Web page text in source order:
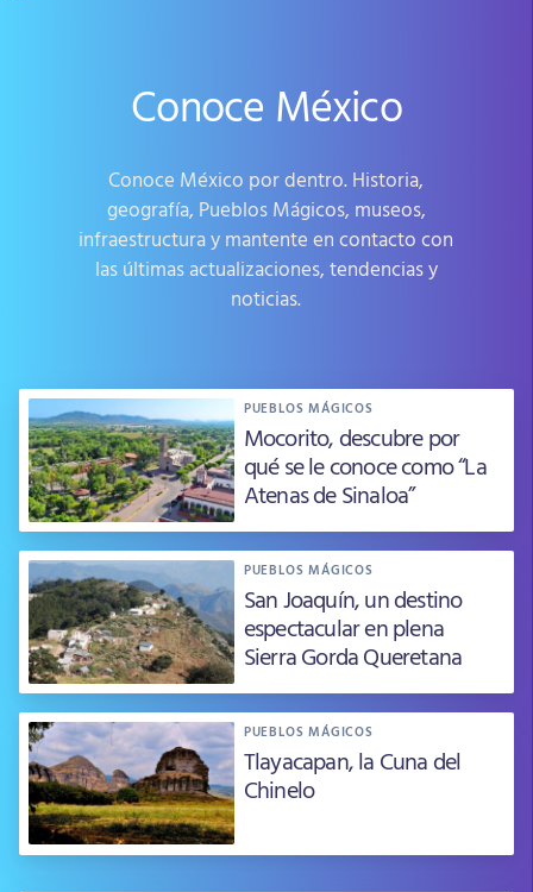
Conoce México
Conoce México por dentro. Historia,
geografía, Pueblos Mágicos, museos,
infraestructura y mantente en contacto con
las últimas actualizaciones, tendencias y
noticias.
PUEBLOS MÁGICOS
Mocorito, descubre por
qué se le conoce como “La
Atenas de Sinaloa”
PUEBLOS MÁGICOS
San Joaquín, un destino
espectacular en plena
Sierra Gorda Queretana
PUEBLOS MÁGICOS
Tlayacapan, la Cuna del
Chinelo